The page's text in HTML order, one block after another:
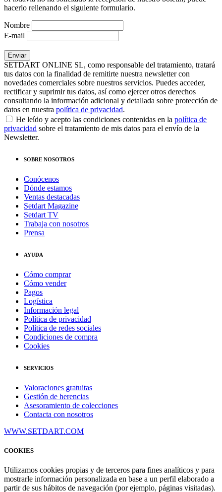
hacerlo rellenando el siguiente formulario.
Nombre
E-mail
SETDART ONLINE SL, como responsable del tratamiento, tratará
tus datos con la finalidad de remitirte nuestra newsletter con
novedades comerciales sobre nuestros servicios. Puedes acceder,
rectificar y suprimir tus datos, así como ejercer otros derechos
consultando la información adicional y detallada sobre protección de
datos en nuestra política de privacidad.
He leído y acepto las condiciones contenidas en la política de
privacidad sobre el tratamiento de mis datos para el envío de la
Newsletter.
SOBRE NOSOTROS
Conócenos
Dónde estamos
Ventas destacadas
Setdart Magazine
Setdart TV
Trabaja con nosotros
Prensa
AYUDA
Cómo comprar
Cómo vender
Pagos
Logística
Información legal
Política de privacidad
Política de redes sociales
Condiciones de compra
Cookies
SERVICIOS
Valoraciones gratuitas
Gestión de herencias
Asesoramiento de colecciones
Contacta con nosotros
WWW.SETDART.COM
COOKIES
Utilizamos cookies propias y de terceros para fines analíticos y para
mostrarle información personalizada en base a un perfil elaborado a
partir de sus hábitos de navegación (por ejemplo, páginas visitadas).